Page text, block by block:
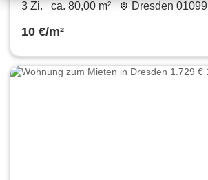
3 Zi. ca. 80,00 m² Dresden 01099
10 €/m²